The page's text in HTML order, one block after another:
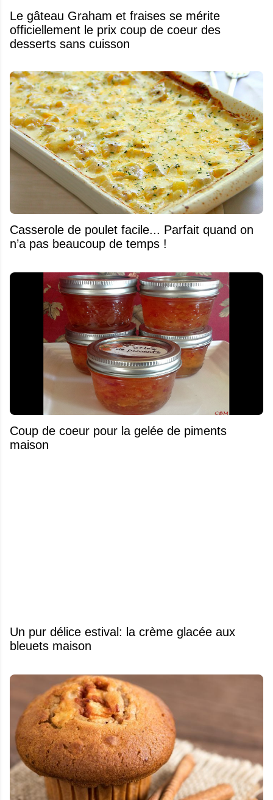
Le gâteau Graham et fraises se mérite
officiellement le prix coup de coeur des
desserts sans cuisson
Casserole de poulet facile... Parfait quand on
n’a pas beaucoup de temps !
Coup de coeur pour la gelée de piments
maison
Un pur délice estival: la crème glacée aux
bleuets maison